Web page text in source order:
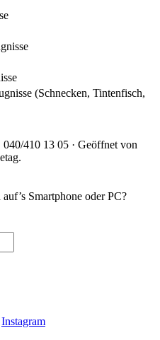
(Schnecken, Tintenfisch,
040/410 13 05 · Geöffnet von
Smartphone oder PC?
Instagram